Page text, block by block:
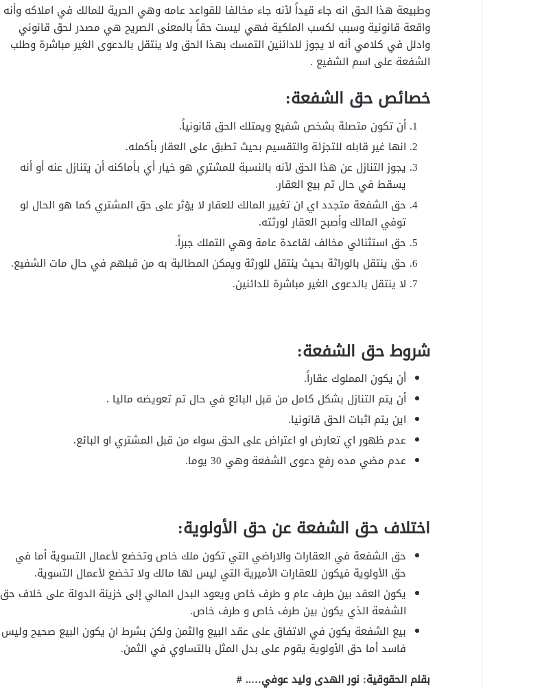
وطبيعة هذا الحق انه جاء قيداً لأنه جاء مخالفا للقواعد عامه وهي الحرية للمالك في املاكه وأنه
واقعة قانونية وسبب لكسب الملكية فهي ليست حقاً بالمعنى الصريح هي مصدر لحق قانوني
وادلل في كلامي أنه لا يجوز للدائنين التمسك بهذا الحق ولا ينتقل بالدعوى الغير مباشرة وطلب
الشفعة على اسم الشفيع .
خصائص حق الشفعة:
أن تكون متصلة بشخص شفيع ويمتلك الحق قانونياً.
انها غير قابله للتجزئة والتقسيم بحيث تطبق على العقار بأكمله.
يجوز التنازل عن هذا الحق لأنه بالنسبة للمشتري هو خيار أي بأماكنه أن يتنازل عنه أو أنه
يسقط في حال تم بيع العقار.
حق الشفعة متجدد اي ان تغيير المالك للعقار لا يؤثر على حق المشتري كما هو الحال لو
توفي المالك وأصبح العقار لورثته.
حق استثنائي مخالف لقاعدة عامة وهي التملك جبراً.
حق ينتقل بالوراثة بحيث ينتقل للورثة ويمكن المطالبة به من قبلهم في حال مات الشفيع.
لا ينتقل بالدعوى الغير مباشرة للدائنين.
شروط حق الشفعة:
أن يكون المملوك عقاراً.
أن يتم التنازل بشكل كامل من قبل البائع في حال تم تعويضه ماليا .
اين يتم اثبات الحق قانونيا.
عدم ظهور اي تعارض او اعتراض على الحق سواء من قبل المشتري او البائع.
عدم مضي مده رفع دعوى الشفعة وهي 30 يوما.
اختلاف حق الشفعة عن حق الأولوية:
حق الشفعة في العقارات والاراضي التي تكون ملك خاص وتخضع لأعمال التسوية أما في
حق الأولوية فيكون للعقارات الأميرية التي ليس لها مالك ولا تخضع لأعمال التسوية.
يكون العقد بين طرف عام و طرف خاص ويعود البدل المالي إلى خزينة الدولة على خلاف حق
الشفعة الذي يكون بين طرف خاص و طرف خاص.
بيع الشفعة يكون في الاتفاق على عقد البيع والثمن ولكن بشرط ان يكون البيع صحيح وليس
فاسد أما حق الأولوية يقوم على بدل المثل بالتساوي في الثمن.
بقلم الحقوقية: نور الهدى وليد عوفي….. #